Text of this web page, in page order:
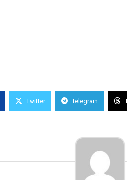
Twitter Telegram